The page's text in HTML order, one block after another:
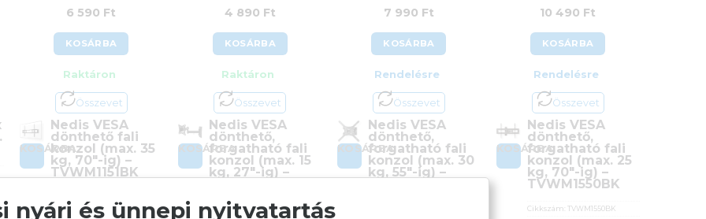
6 590 Ft
KOSÁRBA
Raktáron
Összevet
KOSÁRBA
Nedis VESA
dönthető fali
konzol (max. 35
kg, 70″-ig) –
TVWM1151BK
Kategória:VESA tartókonzolok
4 890 Ft
KOSÁRBA
Raktáron
Összevet
KOSÁRBA
Nedis VESA
dönthető,
forgatható fali
konzol (max. 15
kg, 27″-ig) –
Cikkszám: TVWM1510BK
7 990 Ft
KOSÁRBA
Rendelésre
Összevet
KOSÁRBA
Nedis VESA
dönthető,
forgatható fali
konzol (max. 30
kg, 55″-ig) –
10 490 Ft
KOSÁRBA
Rendelésre
Összevet
KOSÁRBA
Nedis VESA
dönthető,
forgatható fali
konzol (max. 25
kg, 70″-ig) –
TVWM1550BK
Cikkszám: TVWM1550BK
nyári és ünnepi nyitvatartás